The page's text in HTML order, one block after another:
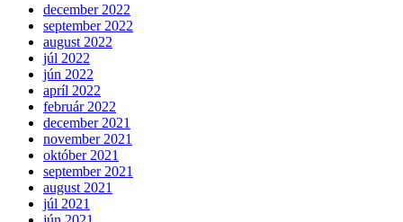
december 2022
september 2022
august 2022
júl 2022
jún 2022
apríl 2022
február 2022
december 2021
november 2021
október 2021
september 2021
august 2021
júl 2021